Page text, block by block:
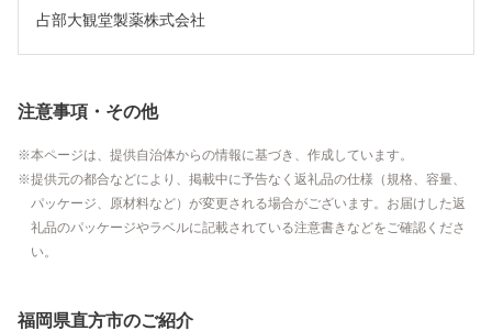
占部大観堂製薬株式会社
注意事項・その他
本ページは、提供自治体からの情報に基づき、作成しています。
提供元の都合などにより、掲載中に予告なく返礼品の仕様（規格、容量、
パッケージ、原材料など）が変更される場合がございます。お届けした返
礼品のパッケージやラベルに記載されている注意書きなどをご確認くださ
い。
福岡県直方市のご紹介